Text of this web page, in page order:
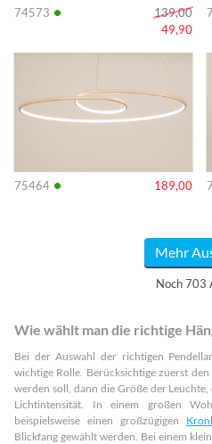
74573 •
139,00
49,90
75464 • 189,00
Info
Mehr
Noch 703
Wie wählt man die richtige
Bei der Auswahl der richtigen
wichtige Rolle. Berücksichtige zuerst
werden soll, dann die Größe der
Lichtintensität. In einem großen
beispielsweise einen großzügigen
Blickfang gewählt werden. Bei einem